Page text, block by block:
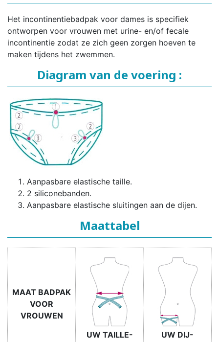
Het incontinentiebadpak voor dames is specifiek
ontworpen voor vrouwen met urine- en/of fecale
incontinentie zodat ze zich geen zorgen hoeven te
maken tijdens het zwemmen.
Diagram van de voering :
Aanpasbare elastische taille.
2 siliconebanden.
Aanpasbare elastische sluitingen aan de dijen.
Maattabel
MAAT BADPAK
VOOR
VROUWEN
UW TAILLE-
UW DIJ-